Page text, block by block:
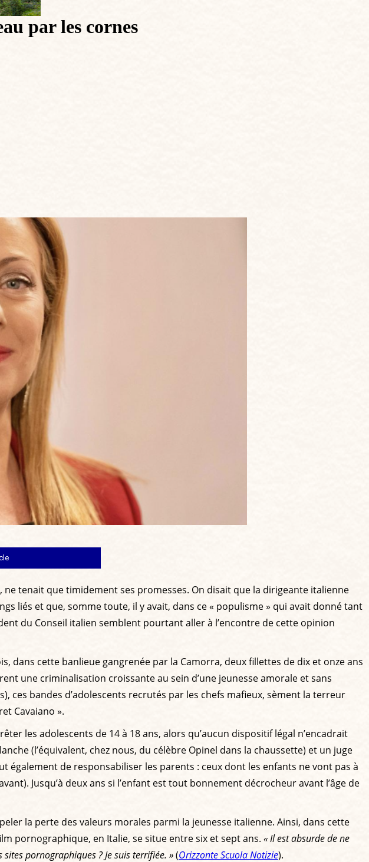
par les cornes
tenait que timidement ses promesses. On disait que la dirigeante italienne
liés et que, somme toute, il y avait, dans ce « populisme » qui avait donné tant
du Conseil italien semblent pourtant aller à l’encontre de cette opinion
dans cette banlieue gangrenée par la Camorra, deux fillettes de dix et onze ans
une criminalisation croissante au sein d’une jeunesse amorale et sans
ces bandes d’adolescents recrutés par les chefs mafieux, sèment la terreur
Cavaiano ».
les adolescents de 14 à 18 ans, alors qu’aucun dispositif légal n’encadrait
(l’équivalent, chez nous, du célèbre Opinel dans la chaussette) et un juge
de responsabiliser les parents : ceux dont les enfants ne vont pas à
Jusqu’à deux ans si l’enfant est tout bonnement décrocheur avant l’âge de
la perte des valeurs morales parmi la jeunesse italienne. Ainsi, dans cette
pornographique, en Italie, se situe entre six et sept ans. « Il est absurde de ne
sites pornographiques ? Je suis terrifiée. »(Orizzonte Scuola Notizie).